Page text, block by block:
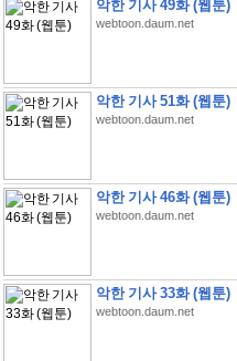
악한 기사 49화 (웹툰)
webtoon.daum.net
악한 기사 51화 (웹툰)
webtoon.daum.net
악한 기사 46화 (웹툰)
webtoon.daum.net
악한 기사 33화 (웹툰)
webtoon.daum.net